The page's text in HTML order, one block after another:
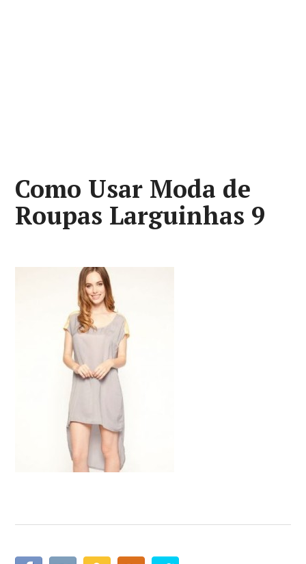
Como Usar Moda de
Roupas Larguinhas 9